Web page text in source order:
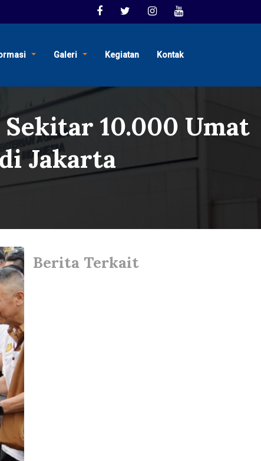
Galeri Kegiatan Kontak
10.000 Umat
Jakarta
Berita Terkait